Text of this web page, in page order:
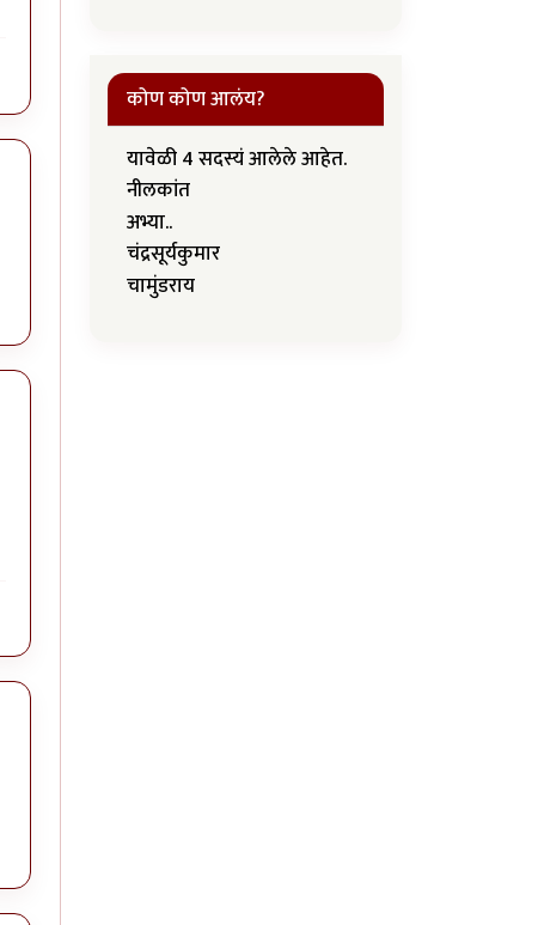
कोण कोण आलंय?
यावेळी 4 सदस्यं आलेले आहेत.
नीलकांत
अभ्या..
चंद्रसूर्यकुमार
चामुंडराय